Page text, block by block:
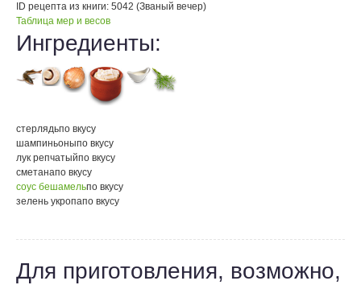
ID рецепта из книги: 5042 (Званый вечер)
Таблица мер и весов
Ингредиенты:
стерлядьпо вкусу
шампиньоныпо вкусу
лук репчатыйпо вкусу
сметанапо вкусу
соус бешамельпо вкусу
зелень укропапо вкусу
Для приготовления, возможно,